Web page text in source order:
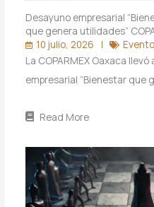
Desayuno empresarial
que genera utilidades”
10 julio, 2026
La COPARMEX Oaxaca
empresarial “Bienestar que
Read More